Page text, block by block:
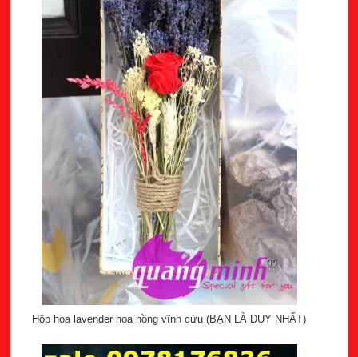
Hộp hoa lavender hoa hồng vĩnh cửu (BẠN LÀ DUY NHẤT)